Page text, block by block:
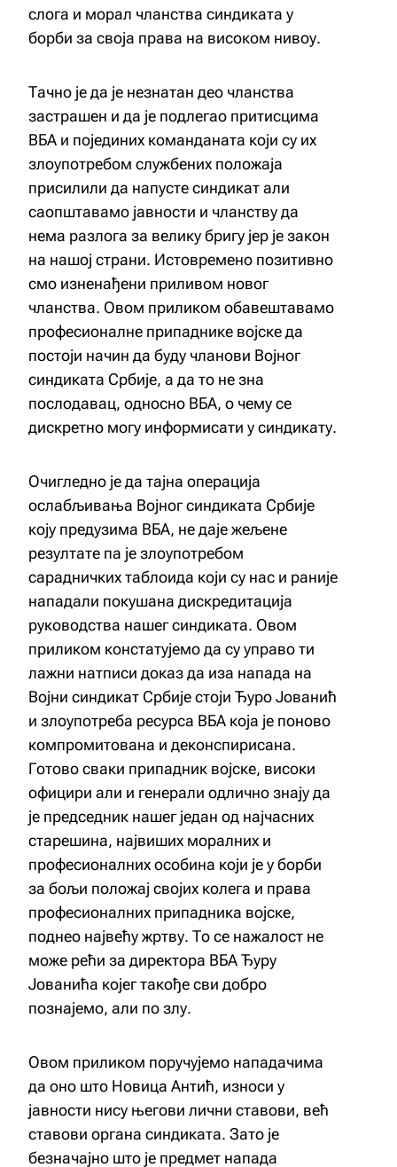
слога и морал чланства синдиката у
борби за своја права на високом нивоу.
Тачно је да је незнатан део чланства
застрашен и да је подлегао притисцима
ВБА и појединих команданата који су их
злоупотребом службених положаја
присилили да напусте синдикат али
саопштавамо јавности и чланству да
нема разлога за велику бригу јер је закон
на нашој страни. Истовремено позитивно
смо изненађени приливом новог
чланства. Овом приликом обавештавамо
професионалне припаднике војске да
постоји начин да буду чланови Војног
синдиката Србије, а да то не зна
послодавац, односно ВБА, о чему се
дискретно могу информисати у синдикату.
Очигледно је да тајна операција
ослабљивања Војног синдиката Србије
коју предузима ВБА, не даје жељене
резултате па је злоупотребом
сарадничких таблоида који су нас и раније
нападали покушана дискредитација
руководства нашег синдиката. Овом
приликом констатујемо да су управо ти
лажни натписи доказ да иза напада на
Војни синдикат Србије стоји Ђуро Јованић
и злоупотреба ресурса ВБА која је поново
компромитована и деконспирисана.
Готово сваки припадник војске, високи
официри али и генерали одлично знају да
је председник нашег један од најчасних
старешина, највиших моралних и
професионалних особина који је у борби
за бољи положај својих колега и права
професионалних припадника војске,
поднео највећу жртву. То се нажалост не
може рећи за директора ВБА Ђуру
Јованића којег такође сви добро
познајемо, али по злу.
Овом приликом поручујемо нападачима
да оно што Новица Антић, износи у
јавности нису његови лични ставови, већ
ставови органа синдиката. Зато је
безначајно што је предмет напада